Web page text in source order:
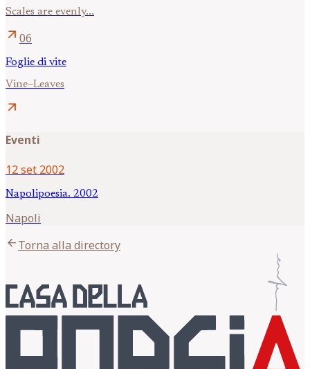
Scales are evenly...
arrow_outward 06
Foglie di vite
Vine–Leaves
arrow_outward
Eventi
12 set 2002
Napolipoesia. 2002
Napoli
arrow_backTorna alla directory